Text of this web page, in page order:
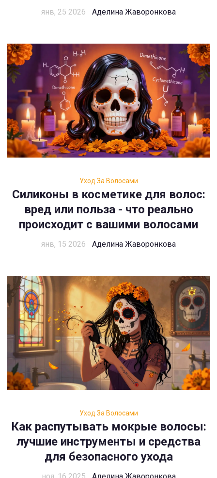
янв, 25 2026 Аделина Жаворонкова
Уход За Волосами
Силиконы в косметике для волос:
вред или польза - что реально
происходит с вашими волосами
янв, 15 2026 Аделина Жаворонкова
Уход За Волосами
Как распутывать мокрые волосы:
лучшие инструменты и средства
для безопасного ухода